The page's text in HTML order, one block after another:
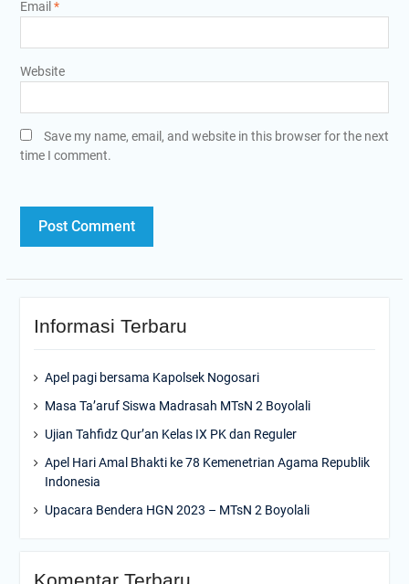
Email *
Website
Save my name, email, and website in this browser for the next
time I comment.
Informasi Terbaru
Apel pagi bersama Kapolsek Nogosari
Masa Ta’aruf Siswa Madrasah MTsN 2 Boyolali
Ujian Tahfidz Qur’an Kelas IX PK dan Reguler
Apel Hari Amal Bhakti ke 78 Kemenetrian Agama Republik
Indonesia
Upacara Bendera HGN 2023 – MTsN 2 Boyolali